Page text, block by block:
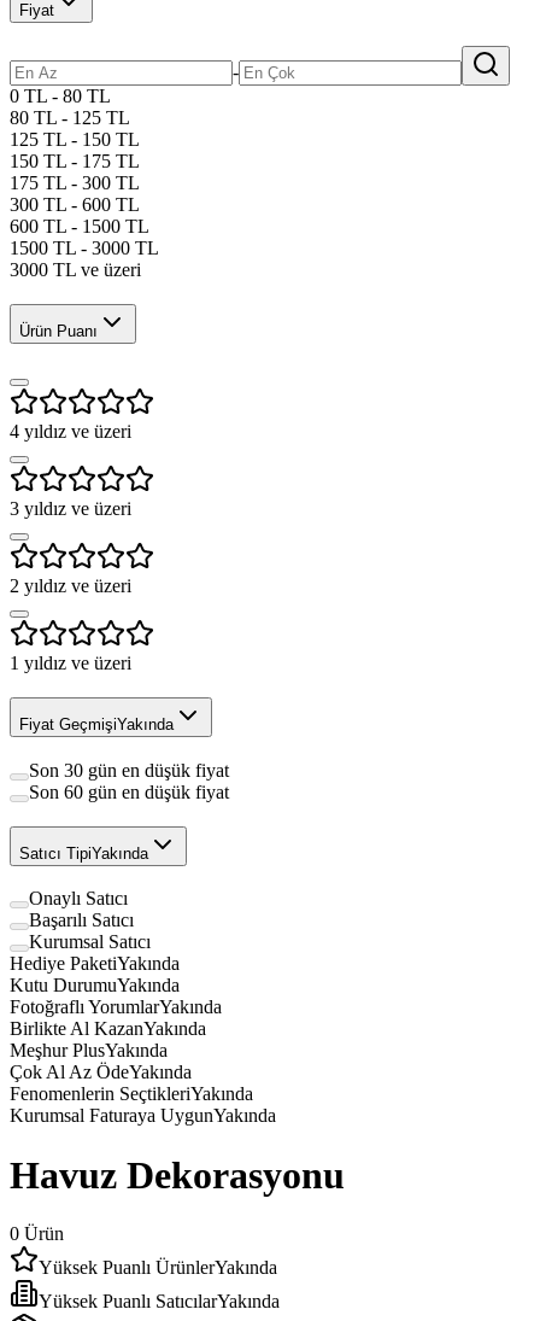
Fiyat
-
0 TL - 80 TL
80 TL - 125 TL
125 TL - 150 TL
150 TL - 175 TL
175 TL - 300 TL
300 TL - 600 TL
600 TL - 1500 TL
1500 TL - 3000 TL
3000 TL ve üzeri
Ürün Puanı
4 yıldız ve üzeri
3 yıldız ve üzeri
2 yıldız ve üzeri
1 yıldız ve üzeri
Fiyat GeçmişiYakında
Son 30 gün en düşük fiyat
Son 60 gün en düşük fiyat
Satıcı TipiYakında
Onaylı Satıcı
Başarılı Satıcı
Kurumsal Satıcı
Hediye PaketiYakında
Kutu DurumuYakında
Fotoğraflı YorumlarYakında
Birlikte Al KazanYakında
Meşhur PlusYakında
Çok Al Az ÖdeYakında
Fenomenlerin SeçtikleriYakında
Kurumsal Faturaya UygunYakında
Havuz Dekorasyonu
0 Ürün
Yüksek Puanlı ÜrünlerYakında
Yüksek Puanlı SatıcılarYakında